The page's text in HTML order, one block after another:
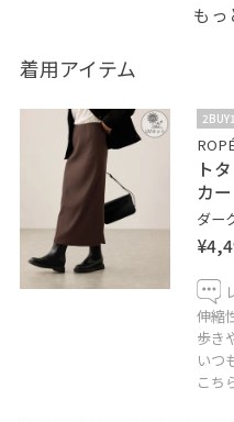
低身長ママコーデ更新して
体型カバーのアイテムやサ
しっかりお伝えしたいで
色合わせについて考える
Instagramも是非フォロー
-@tera_picnic
※紐付いていないアイテ
※照明の当たり具合で、
がございます。実際の商
もっ
着用アイテム
ト
カ
ダー
伸縮
歩き
いつ
こち